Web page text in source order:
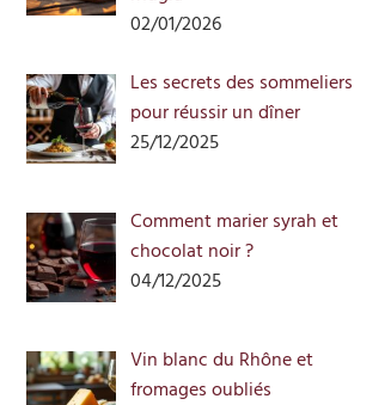
02/01/2026
Les secrets des sommeliers
pour réussir un dîner
25/12/2025
Comment marier syrah et
chocolat noir ?
04/12/2025
Vin blanc du Rhône et
fromages oubliés